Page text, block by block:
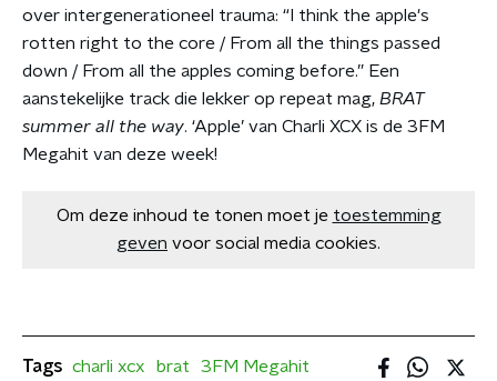
over intergenerationeel trauma: “I think the apple's
rotten right to the core / From all the things passed
down / From all the apples coming before.” Een
aanstekelijke track die lekker op repeat mag, BRAT
summer all the way. ‘Apple’ van Charli XCX is de 3FM
Megahit van deze week!
Om deze inhoud te tonen moet je toestemming
geven voor social media cookies.
Tags charli xcx brat
3FM Megahit